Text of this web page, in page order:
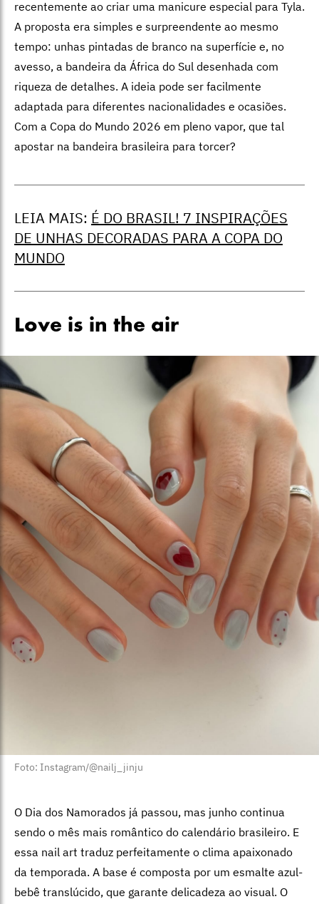
recentemente ao criar uma manicure especial para Tyla.
A proposta era simples e surpreendente ao mesmo
tempo: unhas pintadas de branco na superfície e, no
avesso, a bandeira da África do Sul desenhada com
riqueza de detalhes. A ideia pode ser facilmente
adaptada para diferentes nacionalidades e ocasiões.
Com a Copa do Mundo 2026 em pleno vapor, que tal
apostar na bandeira brasileira para torcer?
LEIA MAIS: É DO BRASIL! 7 INSPIRAÇÕES
DE UNHAS DECORADAS PARA A COPA DO
MUNDO
Love is in the air
Foto: Instagram/@nailj_jinju
O Dia dos Namorados já passou, mas junho continua
sendo o mês mais romântico do calendário brasileiro. E
essa nail art traduz perfeitamente o clima apaixonado
da temporada. A base é composta por um esmalte azul-
bebê translúcido, que garante delicadeza ao visual. O